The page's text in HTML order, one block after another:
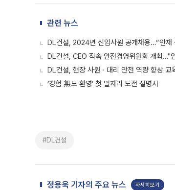
관련 뉴스
DL건설, 2024년 신입사원 공개채용…“인재
DL건설, CEO 직속 안전경영위원회 개최…"
DL건설, 현장 사원ㆍ대리 안전 역량 향상 교
‘경험 無도 환영’ 첫 일자리 도전 설명서
#DL건설
정용욱 기자의 주요 뉴스 자세히보기